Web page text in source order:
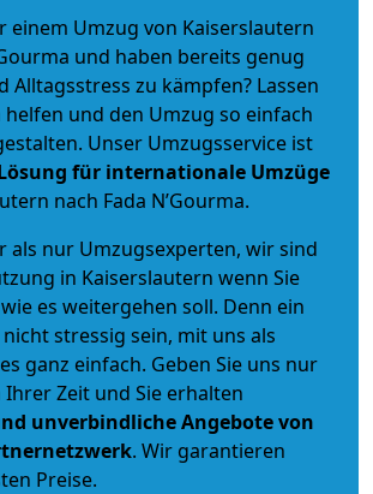
einem Umzug von Kaiserslautern
und haben bereits genug
Alltagsstress zu kämpfen? Lassen
helfen und den Umzug so einfach
Unser Umzugsservice ist
für internationale Umzüge
nach Fada N’Gourma.
als nur Umzugsexperten, wir sind
in Kaiserslautern wenn Sie
es weitergehen soll. Denn ein
stressig sein, mit uns als
ganz einfach. Geben Sie uns nur
Ihrer Zeit und Sie erhalten
unverbindlicheAngebote von
. Wir garantieren
Preise.